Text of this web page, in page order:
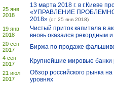
25 янв
2018
13 марта 2018 г. в г.Киеве
«УПРАВЛЕНИЕ
2018» (от 25 янв 2018)
19 янв
2018
Чистый приток капитала в
вновь оказался рекордным
20 сен
2017
Биржа по продаже
4 сен
2017
Крупнейшие мировые банки
21 июл
2017
Обзор российского рынка
уровнях